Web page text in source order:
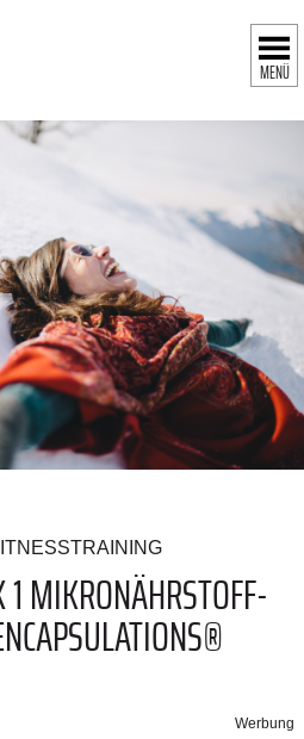
MENÜ
MIKRONÄHRSTOFF-
Werbung